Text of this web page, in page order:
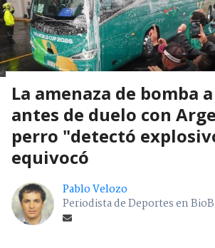
La amenaza de bomba
antes de duelo con
perro "detectó
equivocó
Pablo Velozo
Periodista de Deportes en